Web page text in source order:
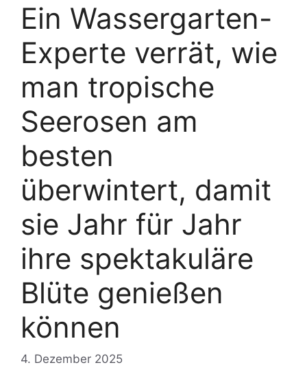
Ein Wassergarten-
Experte verrät, wie
man tropische
Seerosen am
besten
überwintert, damit
sie Jahr für Jahr
ihre spektakuläre
Blüte genießen
können
4. Dezember 2025